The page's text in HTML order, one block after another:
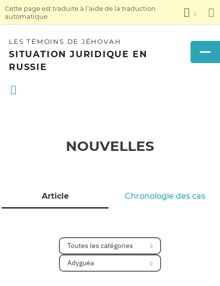
Cette page est traduite à l’aide de la traduction
automatique.
LES TÉMOINS DE JÉHOVAH
SITUATION JURIDIQUE EN
RUSSIE
NOUVELLES
Article Chronologie des cas
Toutes les catégories
Adyguéa